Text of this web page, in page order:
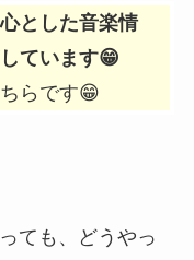
とした音楽情
ています😁
らです😁
ても、どうやっ